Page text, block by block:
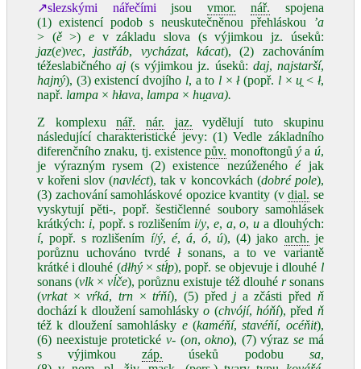
↗slezskými nářečími jsou vmor. nář. spojena
(1) existencí podob s neuskutečněnou přehláskou
’a
> (ě>)e v základu slova (s výjimkou jz. úseků:
jaz(e)vec, jastřáb, vycházat,kácat), (2) zachováním
téžeslabičnéhoaj (s výjimkou jz. úseků: daj, najstarší,
hajný), (3) existencí dvojího l, a to l ×ł(popř. l×u̯ < ł,
např. lampa × hłava, lampa × hu̯ava).
Z komplexunář. nár. jaz. vydělují tuto skupinu
následující charakteristické jevy: (1) Vedle základního
diferenčního znaku, tj. existencepův. monoftongůý a ú,
je výrazným rysem (2) existence nezúženéhoéjak
v kořeni slov (navléct), tak v koncovkách (dobré pole),
(3) zachování samohláskové opozice kvantity (vdial. se
vyskytují pěti-, popř. šestičlenné soubory samohlásek
krátkých: i, popř. s rozlišením i/y, e, a,o,u a dlouhých:
í, popř. s rozlišením í/ý, é, á,ó,ú), (4) jako arch. je
porůznu uchováno tvrdéłsonans, a to ve variantě
krátké i dlouhé (dłhý×stł́p), popř. se objevuje i dlouhé l
sonans (vlk×vĺče), porůznu existuje též dlouhé rsonans
(vrkat×vŕká, trn×tŕňí), (5) před j a zčásti před ň
dochází k dloužení samohláskyo (chvójí,hóňí), před ň
též k dloužení samohlásky e(kaméňí,stavéňí, océňit),
(6) neexistuje protetické v- (on,okno), (7) výrazse má
s výjimkouzáp. úseků podobu sa,